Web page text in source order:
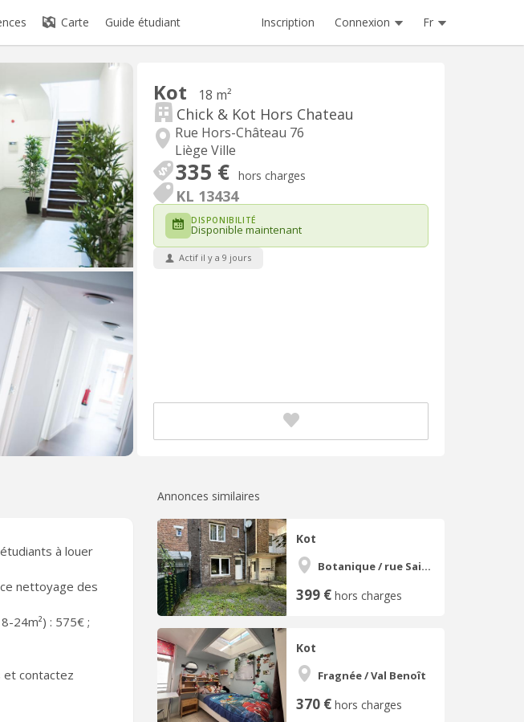
Carte Guide étudiant Inscription Connexion Fr
Kot 18 m²
Chick & Kot Hors Chateau
Rue Hors-Château 76
Liège Ville
335 € hors charges
KL 13434
DISPONIBILITÉ
Disponible maintenant
Actif il y a 9 jours
Annonces similaires
Kot
Botanique / rue Saint-Gilles / Jonfosse
399 € hors charges
Kot
Fragnée / Val Benoît
370 € hors charges
à louer
nettoyage des
24m²) : 575€ ;
et contactez